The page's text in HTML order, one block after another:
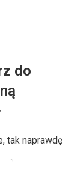
do
tak naprawdę